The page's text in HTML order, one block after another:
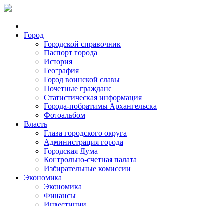
Город
Городской справочник
Паспорт города
История
География
Город воинской славы
Почетные граждане
Статистическая информация
Города-побратимы Архангельска
Фотоальбом
Власть
Глава городского округа
Администрация города
Городская Дума
Контрольно-счетная палата
Избирательные комиссии
Экономика
Экономика
Финансы
Инвестиции